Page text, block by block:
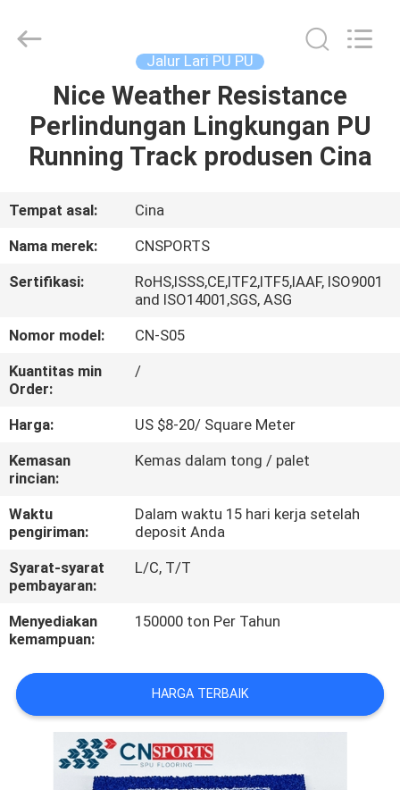
RUMAH
PRODUK
TENTANG
KAMI
TUR
PABRIK
KONTROL
KUALITAS
HUBUNGI
KAMI
PERMINTAAN
PENAWARAN
SITEMAP
PRIVACY
POLICY
Materials
Jalur Lari PU PU
Nice Weather Resistance
Perlindungan Lingkungan PU
Running Track produsen Cina
Tempat asal:
Cina
Nama merek:
CNSPORTS
Sertifikasi:
RoHS,ISSS,CE,ITF2,ITF5,IAAF, ISO9001
and ISO14001,SGS, ASG
Nomor model:
CN-S05
Kuantitas min
Order:
/
Harga:
US $8-20/ Square Meter
Kemasan
rincian:
Kemas dalam tong / palet
Waktu
pengiriman:
Dalam waktu 15 hari kerja setelah
deposit Anda
Syarat-syarat
pembayaran:
L/C, T/T
Menyediakan
kemampuan:
150000 ton Per Tahun
HARGA TERBAIK